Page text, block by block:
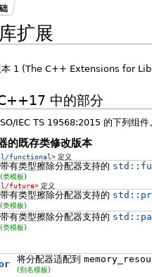
扩展
1 (The C++ Extensions for
中的部分
IEC TS 19568:2015 的下列组件
的既存类修改版本
functional> 定义
带有类型擦除分配器支持的
(类模板)
future> 定义
带有类型擦除分配器支持的
(类模板)
带有类型擦除分配器支持的
(类模板)
将分配器适配到
(别名模板)